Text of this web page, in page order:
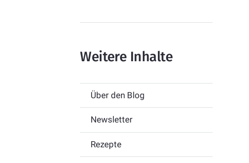
Weitere Inhalte
Über den Blog
Newsletter
Rezepte